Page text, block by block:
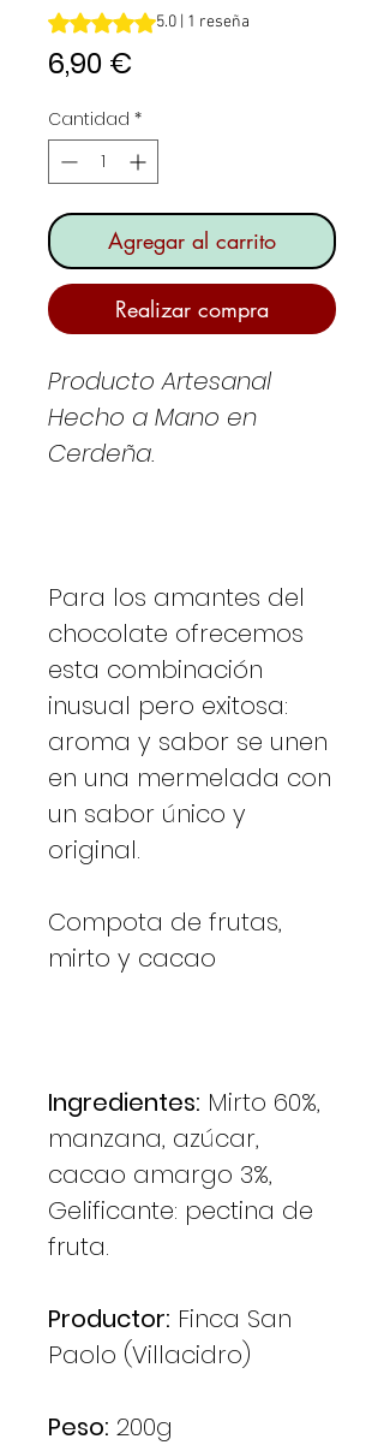
Según 1 reseña, la calificación es de
5.0 | 1 reseña
6,90 €
Cantidad *
Agregar al carrito
Realizar compra
Producto Artesanal
Hecho a Mano en
Cerdeña.
Para los amantes del
chocolate ofrecemos
esta combinación
inusual pero exitosa:
aroma y sabor se unen
en una mermelada con
un sabor único y
original.
Compota de frutas,
mirto y cacao
Ingredientes: Mirto 60%,
manzana, azúcar,
cacao amargo 3%,
Gelificante: pectina de
fruta.
Productor: Finca San
Paolo (Villacidro)
Peso: 200g